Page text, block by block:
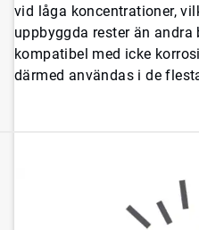
vid låga koncentrationer,
uppbyggda rester än andra
kompatibel med icke
därmed användas i de